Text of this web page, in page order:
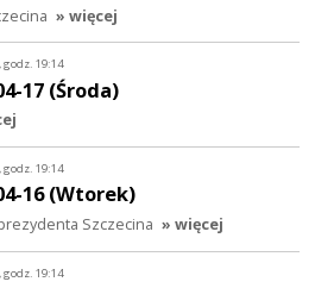
» więcej
godz. 19:14
17 (Środa)
godz. 19:14
16 (Wtorek)
Szczecina » więcej
godz. 19:14